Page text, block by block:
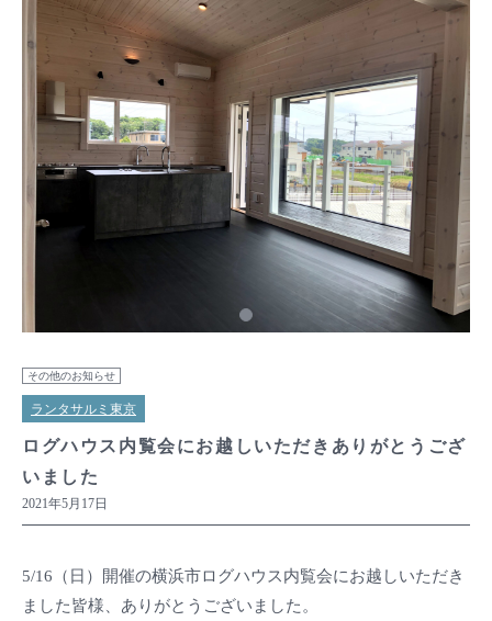
その他のお知らせ
ランタサルミ東京
ログハウス内覧会にお越しいただきありがとうござ
いました
2021年5月17日
5/16（日）開催の横浜市ログハウス内覧会にお越しいただき
ました皆様、ありがとうございました。